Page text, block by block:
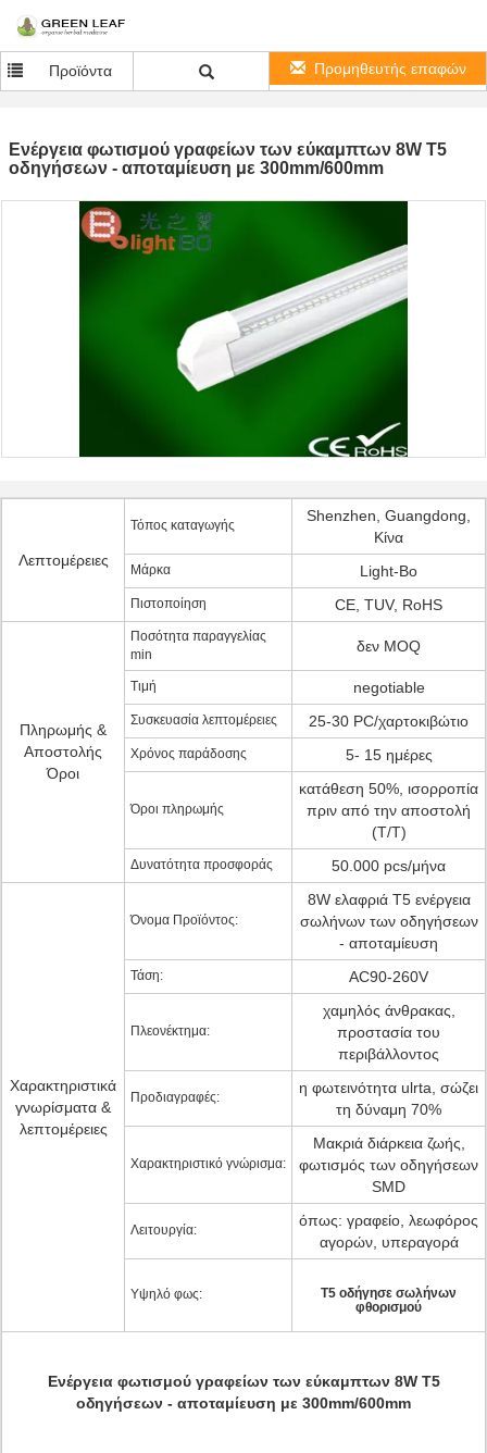
Προϊόντα Προμηθευτής επαφών
Ενέργεια φωτισμού γραφείων των εύκαμπτων 8W T5
οδηγήσεων - αποταμίευση με 300mm/600mm
Λεπτομέρειες
Τόπος καταγωγής
Shenzhen, Guangdong,
Κίνα
Μάρκα Light-Bo
Πιστοποίηση CE, TUV, RoHS
Πληρωμής &
Αποστολής
Όροι
Ποσότητα παραγγελίας
min
δεν MOQ
Τιμή negotiable
Συσκευασία λεπτομέρειες 25-30 PC/χαρτοκιβώτιο
Χρόνος παράδοσης 5- 15 ημέρες
Όροι πληρωμής
κατάθεση 50%, ισορροπία
πριν από την αποστολή
(T/T)
Δυνατότητα προσφοράς 50.000 pcs/μήνα
Χαρακτηριστικά
γνωρίσματα &
λεπτομέρειες
Όνομα Προϊόντος:
8W ελαφριά T5 ενέργεια
σωλήνων των οδηγήσεων
- αποταμίευση
Τάση: AC90-260V
Πλεονέκτημα:
χαμηλός άνθρακας,
προστασία του
περιβάλλοντος
Προδιαγραφές:
η φωτεινότητα ulrta, σώζει
τη δύναμη 70%
Χαρακτηριστικό γνώρισμα:
Μακριά διάρκεια ζωής,
φωτισμός των οδηγήσεων
SMD
Λειτουργία:
όπως: γραφείο, λεωφόρος
αγορών, υπεραγορά
Υψηλό φως:
Τ5 οδήγησε σωλήνων
φθορισμού
Ενέργεια φωτισμού γραφείων των εύκαμπτων 8W T5
οδηγήσεων - αποταμίευση με 300mm/600mm